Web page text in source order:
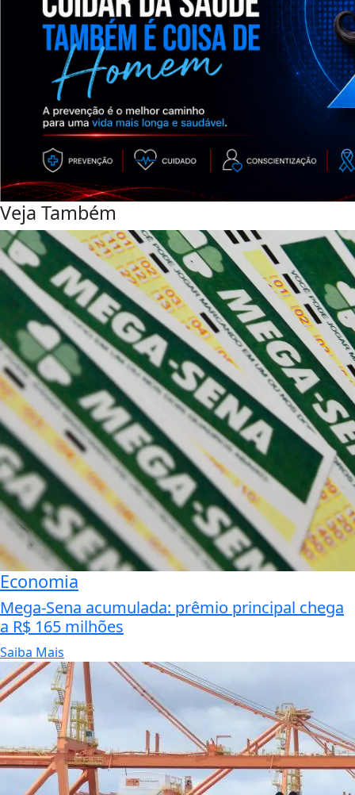
Veja Também
Economia
Mega-Sena acumulada: prêmio principal chega
a R$ 165 milhões
Saiba Mais